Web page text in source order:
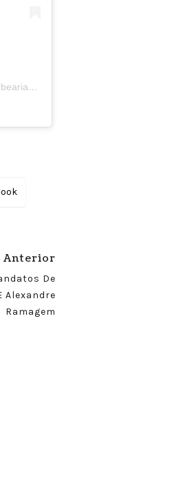
Uma publicação compartilhada por 💈 Barbearia Ferreira93 💈 (@barbearia_ferreira93)
Anterior
De
Alexandre
Ramagem